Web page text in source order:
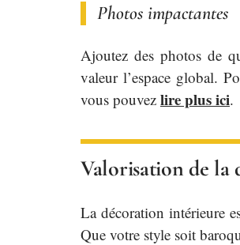
Photos impactantes
Ajoutez des photos de
valeur l’espace global.
vous pouvez lire plus ici.
Valorisation de la
La décoration intérieure
Que votre style soit